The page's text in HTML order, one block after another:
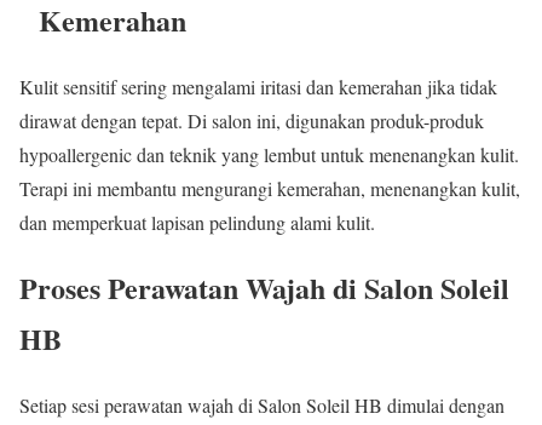
Kemerahan
Kulit sensitif sering mengalami iritasi dan kemerahan jika tidak
dirawat dengan tepat. Di salon ini, digunakan produk-produk
hypoallergenic dan teknik yang lembut untuk menenangkan kulit.
Terapi ini membantu mengurangi kemerahan, menenangkan kulit,
dan memperkuat lapisan pelindung alami kulit.
Proses Perawatan Wajah di Salon Soleil
HB
Setiap sesi perawatan wajah di Salon Soleil HB dimulai dengan